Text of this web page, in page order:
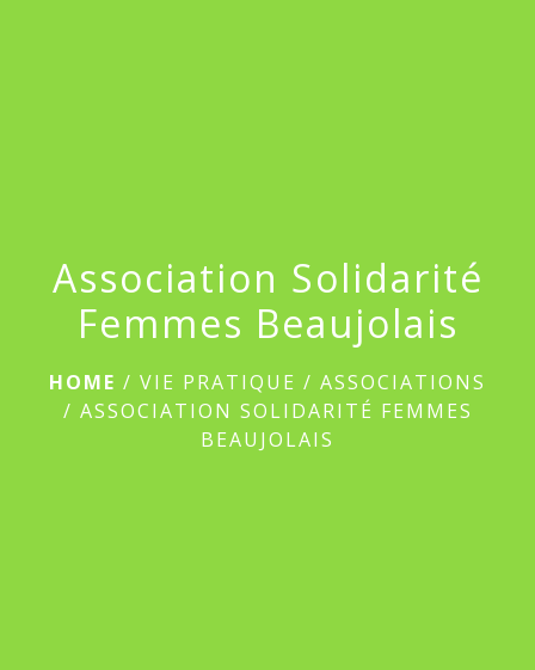
Association Solidarité
Femmes Beaujolais
HOME / VIE PRATIQUE / ASSOCIATIONS
/ ASSOCIATION SOLIDARITÉ FEMMES
BEAUJOLAIS